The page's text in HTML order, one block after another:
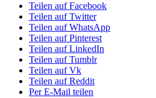
Teilen auf Facebook
Teilen auf Twitter
Teilen auf WhatsApp
Teilen auf Pinterest
Teilen auf LinkedIn
Teilen auf Tumblr
Teilen auf Vk
Teilen auf Reddit
Per E-Mail teilen